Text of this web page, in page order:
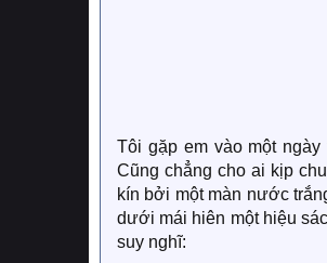
Tôi gặp em vào một
Cũng chẳng cho ai kịp
kín bởi một màn nước
dưới mái hiên một hiệu
suy nghĩ: